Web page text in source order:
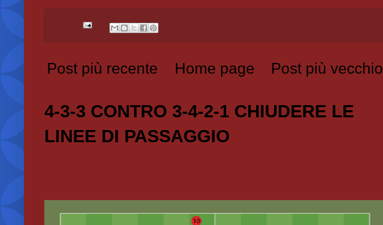
Post più recente Post più vecchio
Home page
4-3-3 CONTRO 3-4-2-1 CHIUDERE LE
LINEE DI PASSAGGIO